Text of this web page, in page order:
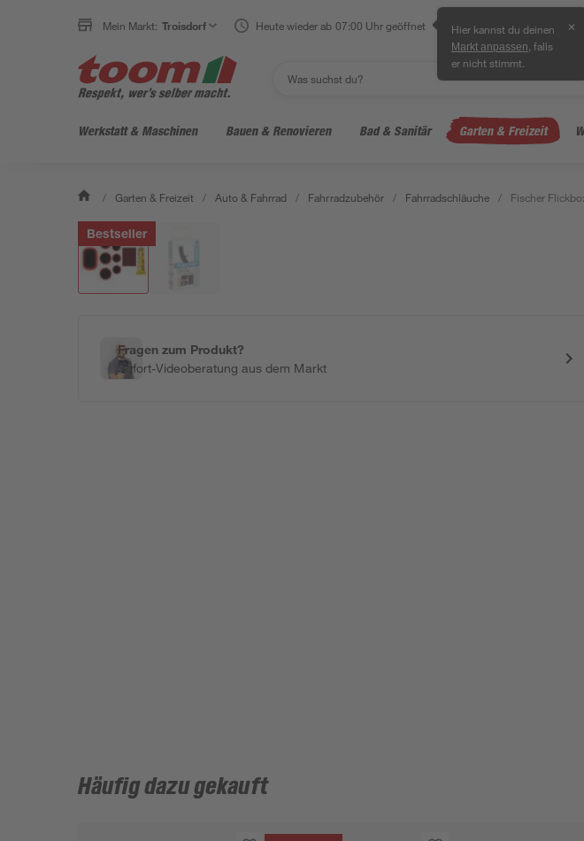
Mein Markt: Troisdorf Heute wieder ab 07:00 Uhr geöffnet Hier kannst du deinen
Markt anpassen , falls
er nicht stimmt.
✕
Werkstatt & Maschinen Bauen & Renovieren Bad & Sanitär Garten & Freizeit
/ Garten & Freizeit / Auto & Fahrrad / Fahrradzubehör / Fahrradschläuche / Fischer
Bestseller
Fragen zum Produkt?
Sofort-Videoberatung aus dem Markt
Häufig dazu gekauft